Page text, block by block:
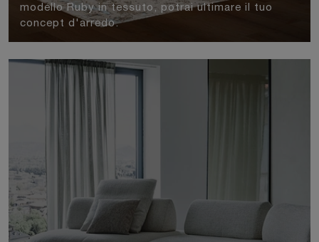
modello Ruby in tessuto, potrai ultimare il tuo
concept d'arredo.